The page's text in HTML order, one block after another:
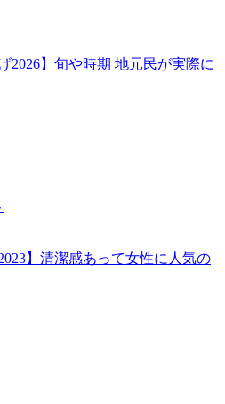
2026】旬や時期 地元民が実際に
】清潔感あって女性に人気の